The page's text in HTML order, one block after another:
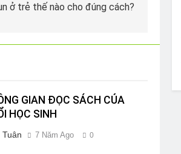
ở trẻ thế nào cho đúng cách?
GIAN ĐỌC SÁCH CỦA
HỌC SINH
Tuân 7 Năm Ago 0